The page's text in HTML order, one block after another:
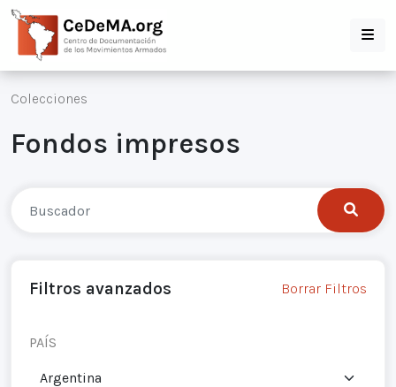
Colecciones
Fondos impresos
Filtros avanzados Borrar Filtros
PAÍS